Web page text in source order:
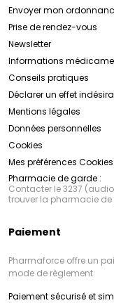
Envoyer mon
Prise de rendez-vous
Newsletter
Informations
Conseils pratiques
Déclarer un effet
Mentions légales
Données personnelles
Cookies
Mes préférences Cookies
Pharmacie de garde :
Contacter le 3237
trouver la pharmacie
Paiement
Pharmaforce offre un
mode de règlement
Paiement sécurisé et